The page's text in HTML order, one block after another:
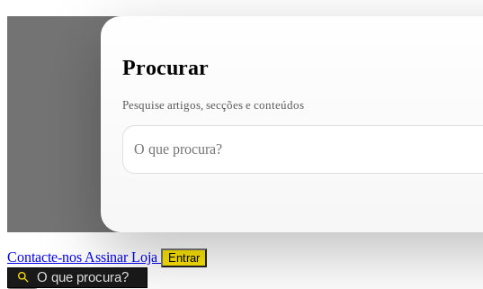
Procurar
Pesquise artigos, secções e conteúdos
Contacte-nos AssinarLoja Entrar